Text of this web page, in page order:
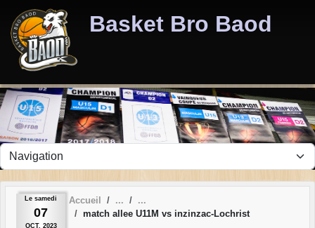
Basket Bro Baod
Le samedi
07
OCT. 2023
Accueil
match allee U11M vs inzinzac-Lochrist
Panneau de gestion des cookies